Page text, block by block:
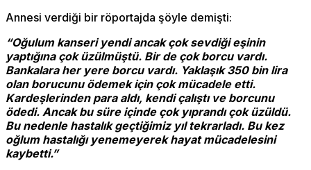
Annesi verdiği bir röportajda şöyle demişti:
“Oğulum kanseri yendi ancak çok sevdiği eşinin
yaptığına çok üzülmüştü. Bir de çok borcu vardı.
Bankalara her yere borcu vardı. Yaklaşık 350 bin lira
olan borucunu ödemek için çok mücadele etti.
Kardeşlerinden para aldı, kendi çalıştı ve borcunu
ödedi. Ancak bu süre içinde çok yıprandı çok üzüldü.
Bu nedenle hastalık geçtiğimiz yıl tekrarladı. Bu kez
oğlum hastalığı yenemeyerek hayat mücadelesini
kaybetti.”